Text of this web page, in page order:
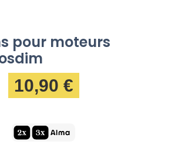
pour moteurs
10,90 €